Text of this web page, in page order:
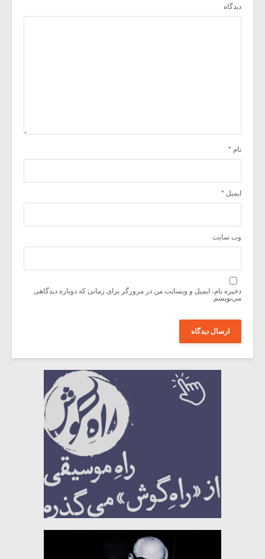
دیدگاه
نام *
ایمیل *
وب‌ سایت
ذخیره نام، ایمیل و وبسایت من در مرورگر برای زمانی که دوباره دیدگاهی
می‌نویسم.